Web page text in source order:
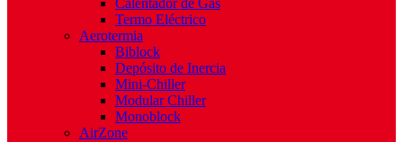
Calentador de Gas
Termo Eléctrico
Aerotermia
Biblock
Depósito de Inercia
Mini-Chiller
Modular Chiller
Monoblock
AirZone